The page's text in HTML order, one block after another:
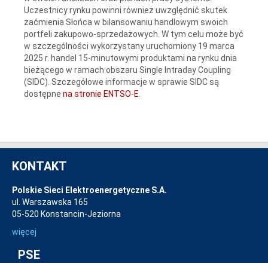
Uczestnicy rynku powinni również uwzględnić skutek
zaćmienia Słońca w bilansowaniu handlowym swoich
portfeli zakupowo-sprzedażowych. W tym celu może być
w szczególności wykorzystany uruchomiony 19 marca
2025 r. handel 15-minutowymi produktami na rynku dnia
bieżącego w ramach obszaru Single Intraday Coupling
(SIDC). Szczegółowe informacje w sprawie SIDC są
dostępne na stronie ENTSO-E
KONTAKT
Polskie Sieci Elektroenergetyczne S.A.
ul. Warszawska 165
05-520 Konstancin-Jeziorna
więcej
PSE